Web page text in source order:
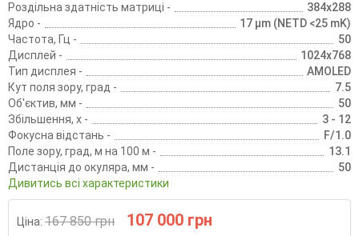
Роздільна здатність матриці -
384x288
Ядро -
17 µm (NETD <25 mK)
Частота, Гц -
50
Дисплей -
1024x768
Тип дисплея -
AMOLED
Кут поля зору, град -
7.5
Об'єктив, мм -
50
Збільшення, х -
3 - 12
Фокусна відстань -
F/1.0
Поле зору, град, м на 100 м -
13.1
Дистанція до окуляра, мм -
50
Дивитись всі характеристики
Ціна: 167 850 грн 107 000 грн